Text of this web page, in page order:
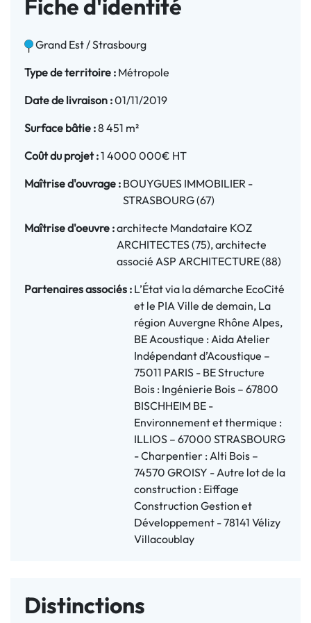
Fiche d'identité
Grand Est / Strasbourg
Type de territoire : Métropole
Date de livraison :01/11/2019
Surface bâtie :8 451 m²
Coût du projet :1 4000 000€ HT
Maîtrise d'ouvrage : BOUYGUES IMMOBILIER -
STRASBOURG (67)
Maîtrise d'oeuvre :architecte Mandataire KOZ
ARCHITECTES (75), architecte
associé ASP ARCHITECTURE (88)
Partenaires associés : L’État via la démarche EcoCité
et le PIA Ville de demain, La
région Auvergne Rhône Alpes,
BE Acoustique : Aida Atelier
Indépendant d’Acoustique –
75011 PARIS - BE Structure
Bois : Ingénierie Bois – 67800
BISCHHEIM BE -
Environnement et thermique :
ILLIOS – 67000 STRASBOURG
- Charpentier : Alti Bois –
74570 GROISY - Autre lot de la
construction : Eiffage
Construction Gestion et
Développement - 78141 Vélizy
Villacoublay
Distinctions